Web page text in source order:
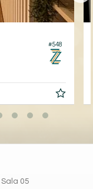
#548
05